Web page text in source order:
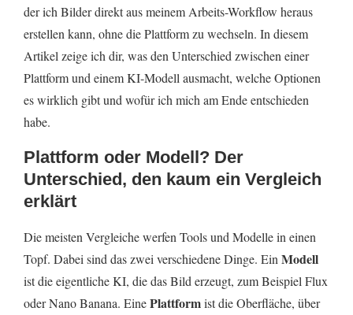
Kann ich Bilder direkt mit Claude erstellen lassen?
der ich Bilder direkt aus meinem Arbeits-Workflow heraus
erstellen kann, ohne die Plattform zu wechseln. In diesem
Artikel zeige ich dir, was den Unterschied zwischen einer
Plattform und einem KI-Modell ausmacht, welche Optionen
es wirklich gibt und wofür ich mich am Ende entschieden
habe.
Plattform oder Modell? Der
Unterschied, den kaum ein Vergleich
erklärt
Die meisten Vergleiche werfen Tools und Modelle in einen
Topf. Dabei sind das zwei verschiedene Dinge. Ein Modell
ist die eigentliche KI, die das Bild erzeugt, zum Beispiel Flux
oder Nano Banana. EinePlattformist die Oberfläche, über